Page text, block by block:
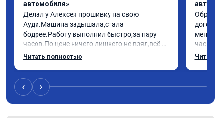
автомобиля»
Делал у Алексея прошивку на свою
Ауди.Машина задышала,стала
бодрее.Работу выполнил быстро,за пару
часов.По цене ничего лишнего не взял,всё
как договаривались заранее.После работы
случае поломки авто.Однозначно
рекомендую Алексея как грамотного
специалиста!
Читать полностью
меня
час
Арман
Читать
‹ ›